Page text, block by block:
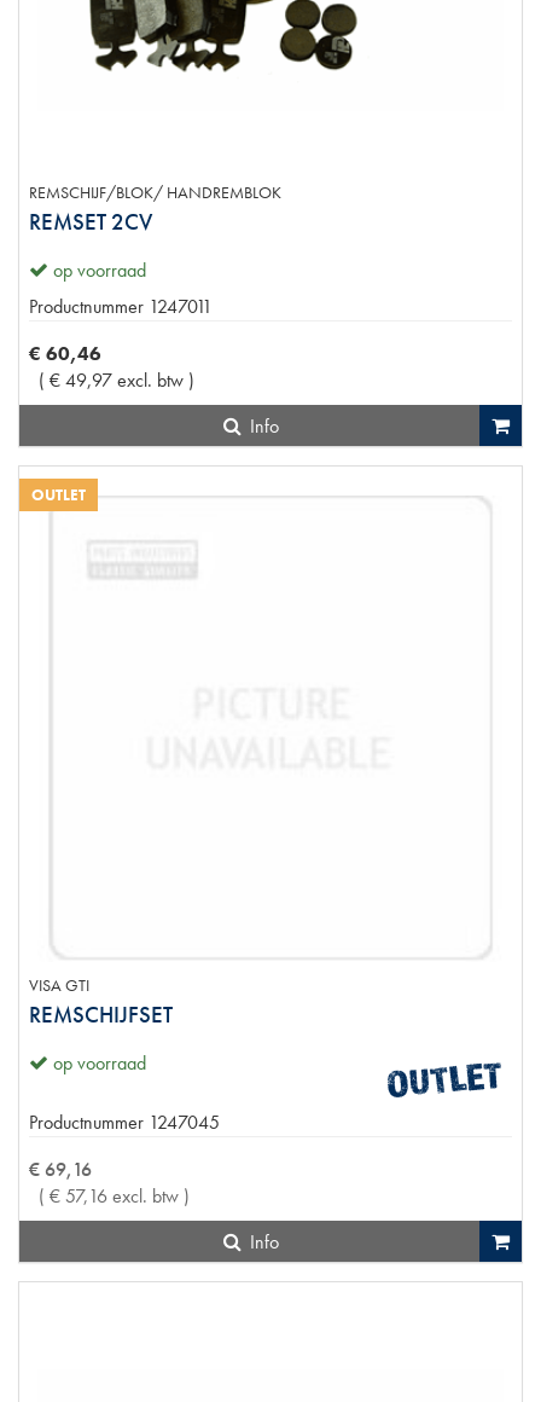
REMSCHIJF/BLOK/ HANDREMBLOK
REMSET 2CV
op voorraad
Productnummer 1247011
€ 60,46
( €49,97excl. btw )
Info
OUTLET
VISA GTI
REMSCHIJFSET
op voorraad
Productnummer 1247045
€69,16
( €57,16excl. btw )
Info